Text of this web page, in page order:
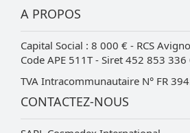
A PROPOS
Capital Social : 8 000 € - RCS
Code APE 511T - Siret 452 853 336
TVA Intracommunautaire N° FR
CONTACTEZ-NOUS